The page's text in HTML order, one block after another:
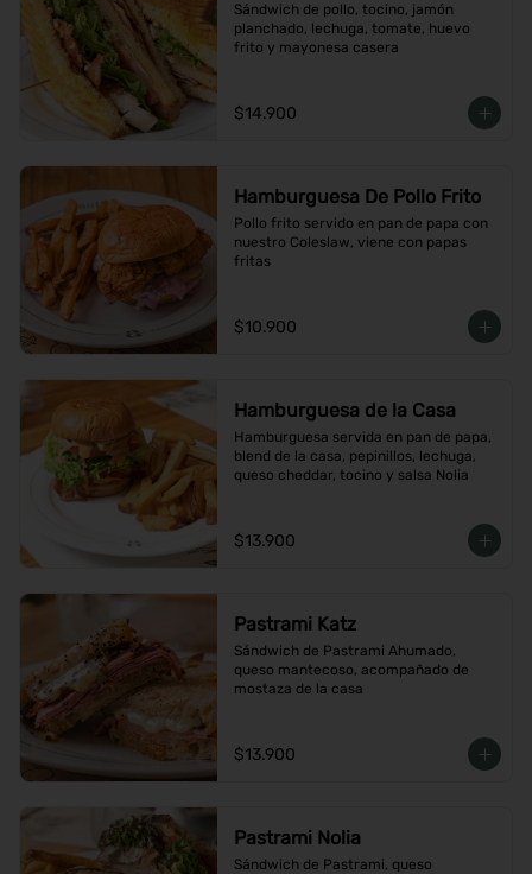
Sándwich de pollo, tocino, jamón
planchado, lechuga, tomate, huevo
frito y mayonesa casera
$14.900
Hamburguesa De Pollo Frito
Pollo frito servido en pan de papa con
nuestro Coleslaw, viene con papas
fritas
$10.900
Hamburguesa de la Casa
Hamburguesa servida en pan de papa,
blend de la casa, pepinillos, lechuga,
queso cheddar, tocino y salsa Nolia
$13.900
Pastrami Katz
Sándwich de Pastrami Ahumado,
queso mantecoso, acompañado de
mostaza de la casa
$13.900
Pastrami Nolia
Sándwich de Pastrami, queso